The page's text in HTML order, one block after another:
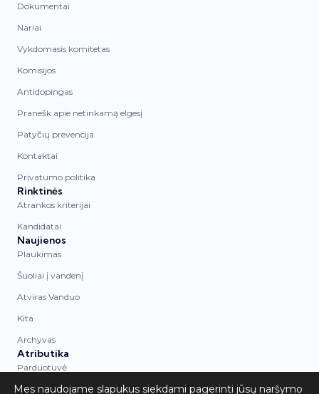
Dokumentai
Nariai
Vykdomasis komitetas
Komisijos
Antidopingas
Pranešk apie netinkamą elgesį
Patyčių prevencija
Kontaktai
Privatumo politika
Rinktinės
Atrankos kriterijai
Kandidatai
Naujienos
Plaukimas
Šuoliai į vandenį
Atviras Vanduo
Kita
Archyvas
Atributika
Parduotuvė
Mes naudojame slapukus siekdami pagerinti jūsų naršymo